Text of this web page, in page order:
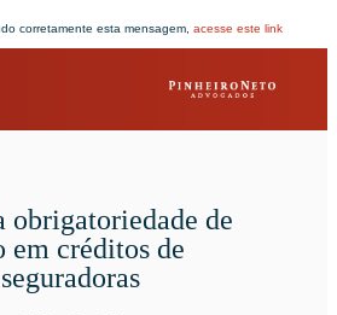
corretamente esta mensagem, acesse este link
obrigatoriedade de
em créditos de